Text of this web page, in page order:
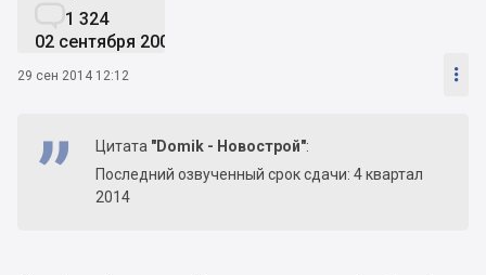
1 324
02 сентября 2009
29 сен 2014 12:12 
Цитата "Domik - Новострой":
Последний озвученный срок сдачи: 4 квартал
2014